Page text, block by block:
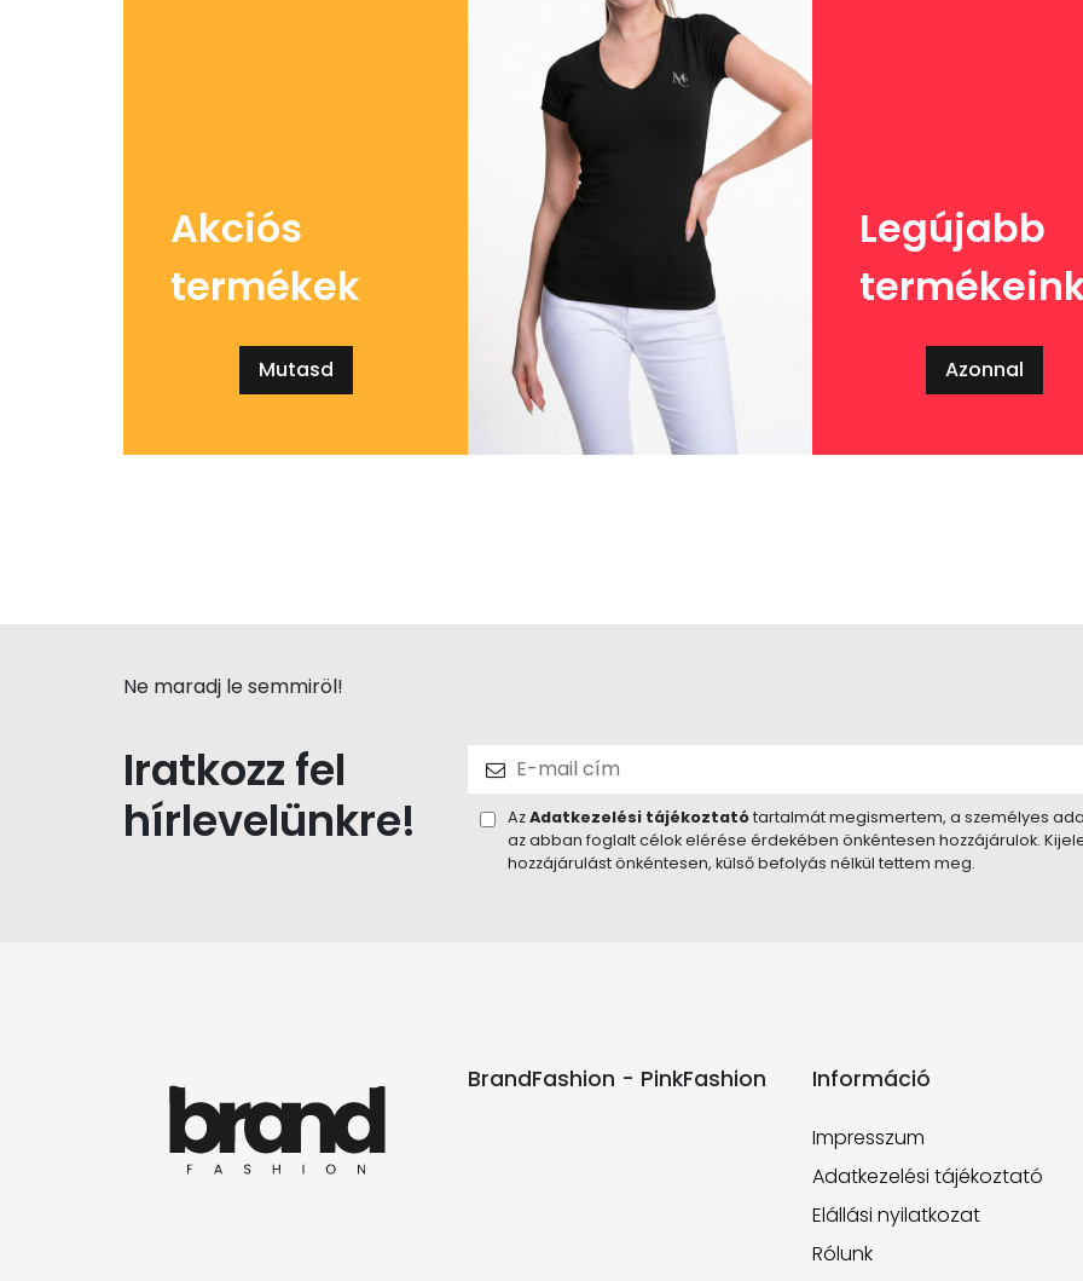
Akciós
termékek
Mutasd
Legújabb
Azonnal
Ne maradj le semmiröl!
Iratkozz fel
hírlevelünkre!
AzAdatkezelési tájékoztatótartalmát megismertem, a személyes
az abban foglalt célok elérése érdekében önkéntesen hozzájárulok.
hozzájárulást önkéntesen, külső befolyás nélkül tettem meg.
BrandFashion - PinkFashion Információ
Impresszum
Adatkezelési tájékoztató
Elállási nyilatkozat
Rólunk